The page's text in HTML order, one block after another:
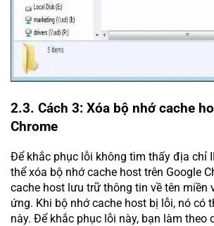
2.3. Cách 3: Xóa bộ nhớ cache
Chrome
Để khắc phục lỗi không tìm thấy địa chỉ
thể xóa bộ nhớ cache host trên Google
cache host lưu trữ thông tin về tên miền
ứng. Khi bộ nhớ cache host bị lỗi, nó có
này. Để khắc phục lỗi này, bạn làm theo